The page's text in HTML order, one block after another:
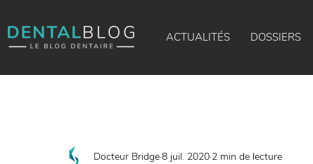
ACTUALITÉS DOSSIERS
Docteur Bridge8 juil. 2020 2 min de lecture